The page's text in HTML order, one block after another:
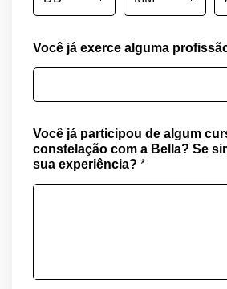
Você já exerce alguma
m
P
o
r
?
Você já participou de algum
constelação com a Bella? Se
sua experiência? *